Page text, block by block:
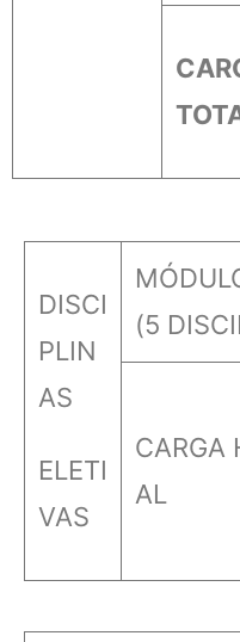
DISCI
PLIN
AS
ELETI
VAS
(5
CARGA
AL